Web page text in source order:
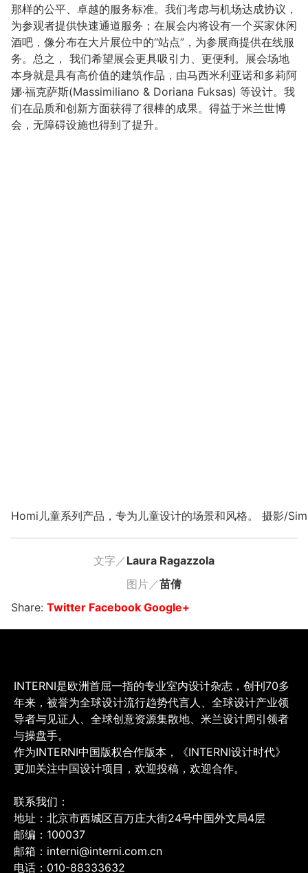
那样的公平、卓越的服务标准。我们考虑与机场达成协议，
为参观者提供快速通道服务；在展会内将设有一个买家休闲
酒吧，像分布在大片展位中的“站点”，为参展商提供在线服
务。总之， 我们希望展会更具吸引力、更便利。展会场地
本身就是具有高价值的建筑作品，由马西米利亚诺和多莉阿
娜·福克萨斯(Massimiliano & Doriana Fuksas) 等设计。我
们在品质和创新方面获得了很棒的成果。得益于米兰世博
会，无障碍设施也得到了提升。
Homi儿童系列产品，专为儿童设计的场景和风格。 摄影/
文字／Laura Ragazzola
图片／苗倩
Share: Twitter Facebook Google+
INTERNI是欧洲首屈一指的专业室内设计杂志，创刊70多
年来，被誉为全球设计流行趋势代言人、全球设计产业领
导者与见证人、全球创意资源集散地、米兰设计周引领者
与操盘手。
作为INTERNI中国版权合作版本，《INTERNI设计时代》
更加关注中国设计项目，欢迎投稿，欢迎合作。
联系我们：
地址：北京市西城区百万庄大街24号中国外文局4层
邮编：100037
邮箱：interni@interni.com.cn
电话：010-88333632